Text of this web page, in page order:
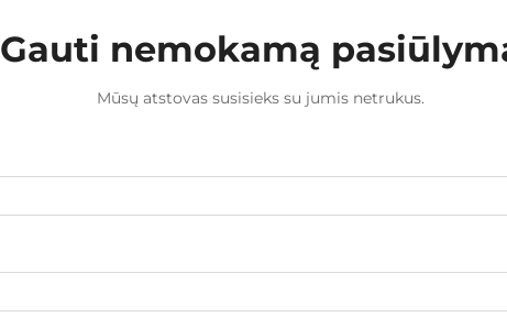
Gauti nemokamą
Mūsų atstovas susisieks su jumis netrukus.